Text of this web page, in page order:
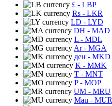
£ - LBP
Rs - LKR
LD - LYD
DH - MAD
L - MDL
Ar- MGA
ден - MKD
K - MMK
₮ - MNT
P- MOP
UM - MRU
Mau - MUR